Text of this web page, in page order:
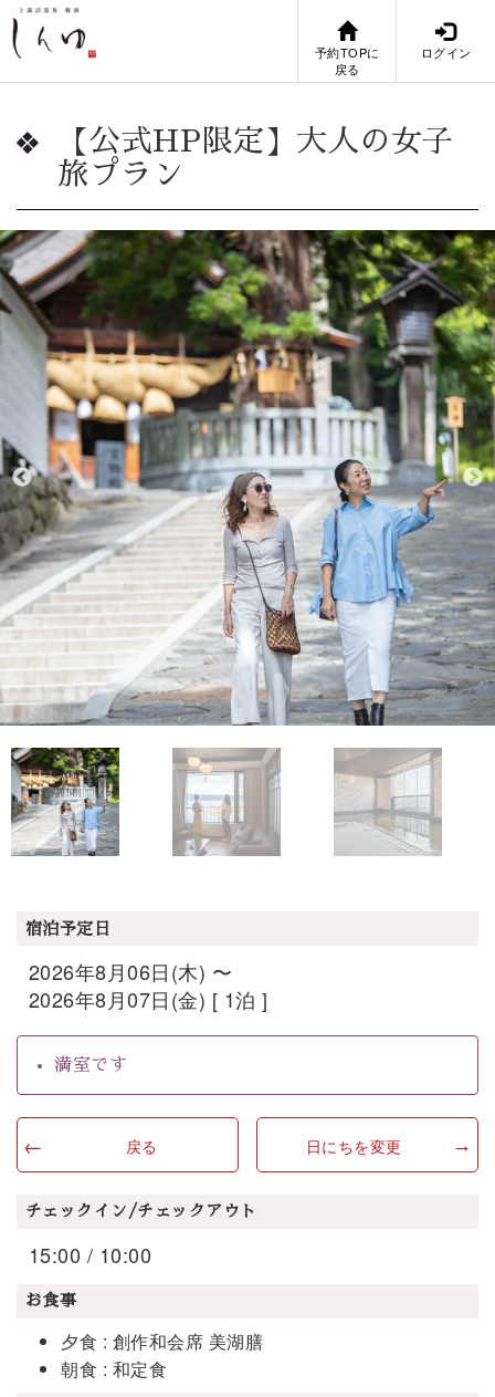
予約TOPに
戻る
ログイン
【公式HP限定】大人の女子
旅プラン
宿泊予定日
2026年8月06日(木) 〜
2026年8月07日(金) [ 1泊 ]
満室です
戻る 日にちを変更
チェックイン/チェックアウト
15:00 / 10:00
お食事
夕食 : 創作和会席 美湖膳
朝食 : 和定食